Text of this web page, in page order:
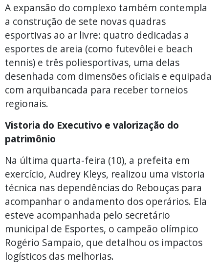
A expansão do complexo também contempla
a construção de sete novas quadras
esportivas ao ar livre: quatro dedicadas a
esportes de areia (como futevôlei e beach
tennis) e três poliesportivas, uma delas
desenhada com dimensões oficiais e equipada
com arquibancada para receber torneios
regionais.
Vistoria do Executivo e valorização do
patrimônio
Na última quarta-feira (10), a prefeita em
exercício, Audrey Kleys, realizou uma vistoria
técnica nas dependências do Rebouças para
acompanhar o andamento dos operários. Ela
esteve acompanhada pelo secretário
municipal de Esportes, o campeão olímpico
Rogério Sampaio, que detalhou os impactos
logísticos das melhorias.